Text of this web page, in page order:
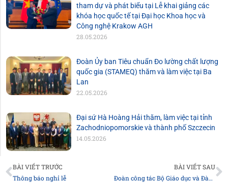
tham dự và phát biểu tại Lễ khai giảng các
khóa học quốc tế tại Đại học Khoa học và
Công nghệ Krakow AGH
28.05.2026
Đoàn Ủy ban Tiêu chuẩn Đo lường chất lượng
quốc gia (STAMEQ) thăm và làm việc tại Ba
Lan
22.05.2026
Đại sứ Hà Hoàng Hải thăm, làm việc tại tỉnh
Zachodniopomorskie và thành phố Szczecin
14.05.2026
Prev
BÀI VIẾT TRƯỚC
Thông báo nghỉ lễ
BÀI VIẾT SAU
Đoàn công tác Bộ Giáo dục và Đào tạo thăm và làm việc với Đại sứ quán